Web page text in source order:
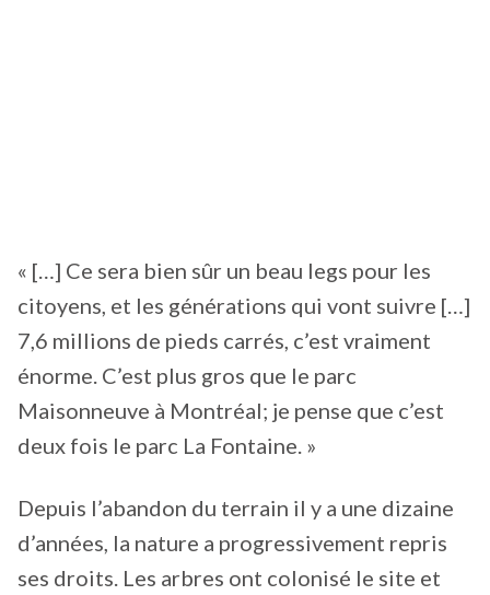
« […] Ce sera bien sûr un beau legs pour les
citoyens, et les générations qui vont suivre […]
7,6 millions de pieds carrés, c’est vraiment
énorme. C’est plus gros que le parc
Maisonneuve à Montréal; je pense que c’est
deux fois le parc La Fontaine. »
Depuis l’abandon du terrain il y a une dizaine
d’années, la nature a progressivement repris
ses droits. Les arbres ont colonisé le site et